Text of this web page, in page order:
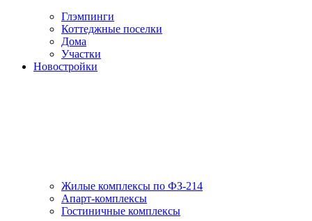
Глэмпинги
Коттеджные поселки
Дома
Участки
Новостройки
Жилые комплексы по ФЗ-214
Апарт-комплексы
Гостиничные комплексы